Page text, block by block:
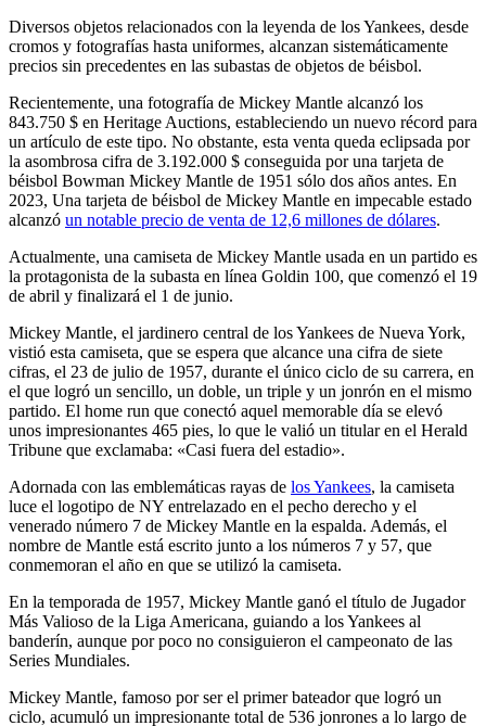
Diversos objetos relacionados con la leyenda de los Yankees, desde
cromos y fotografías hasta uniformes, alcanzan sistemáticamente
precios sin precedentes en las subastas de objetos de béisbol.
Recientemente, una fotografía de Mickey Mantle alcanzó los
843.750 $ en Heritage Auctions, estableciendo un nuevo récord para
un artículo de este tipo. No obstante, esta venta queda eclipsada por
la asombrosa cifra de 3.192.000 $ conseguida por una tarjeta de
béisbol Bowman Mickey Mantle de 1951 sólo dos años antes. En
2023, Una tarjeta de béisbol de Mickey Mantle en impecable estado
alcanzó un notable precio de venta de 12,6 millones de dólares.
Actualmente, una camiseta de Mickey Mantle usada en un partido es
la protagonista de la subasta en línea Goldin 100, que comenzó el 19
de abril y finalizará el 1 de junio.
Mickey Mantle, el jardinero central de los Yankees de Nueva York,
vistió esta camiseta, que se espera que alcance una cifra de siete
cifras, el 23 de julio de 1957, durante el único ciclo de su carrera, en
el que logró un sencillo, un doble, un triple y un jonrón en el mismo
partido. El home run que conectó aquel memorable día se elevó
unos impresionantes 465 pies, lo que le valió un titular en el Herald
Tribune que exclamaba: «Casi fuera del estadio».
Adornada con las emblemáticas rayas de los Yankees, la camiseta
luce el logotipo de NY entrelazado en el pecho derecho y el
venerado número 7 de Mickey Mantle en la espalda. Además, el
nombre de Mantle está escrito junto a los números 7 y 57, que
conmemoran el año en que se utilizó la camiseta.
En la temporada de 1957, Mickey Mantle ganó el título de Jugador
Más Valioso de la Liga Americana, guiando a los Yankees al
banderín, aunque por poco no consiguieron el campeonato de las
Series Mundiales.
Mickey Mantle, famoso por ser el primer bateador que logró un
ciclo, acumuló un impresionante total de 536 jonrones a lo largo de